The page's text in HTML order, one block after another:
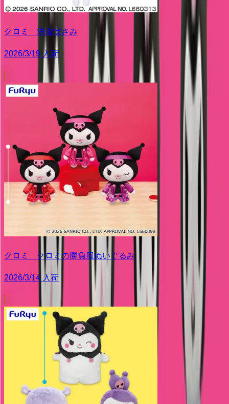
クロミ 洗濯ばさみ
2026/3/19 入荷
クロミ クロミの勝負服ぬいぐるみ
2026/3/14 入荷